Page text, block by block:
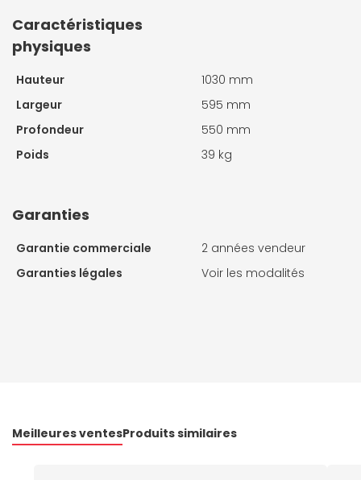
Caractéristiques
physiques
Hauteur
1030 mm
Largeur
595 mm
Profondeur
550 mm
Poids
39 kg
Garanties
Garantie commerciale
2 années vendeur
Garanties légales
Voir les modalités
Meilleures ventesProduits similaires